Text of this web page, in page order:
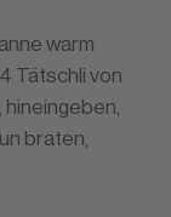
warm
Tätschli von
hineingeben,
braten,